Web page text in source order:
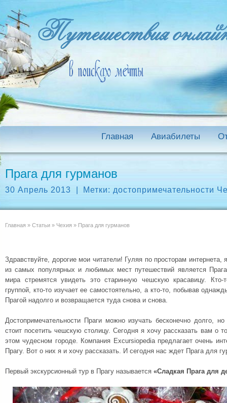
Главная Авиабилеты
Прага для гурманов
30 Апрель 2013 Метки: достопримечательности
Главная » Статьи » Чехия » Прага для гурманов
Здравствуйте, дорогие мои читатели! Гуляя по просторам
из самых популярных и любимых мест путешествий является
мира стремятся увидеть это старинную чешскую красавицу. Кто-
группой, кто-то изучает ее самостоятельно, а кто-то, побывав
Прагой надолго и возвращается туда снова и снова.
Достопримечательности Праги можно изучать бесконечно долго,
стоит посетить чешскую столицу. Сегодня я хочу рассказать вам о
этом чудесном городе. Компания Excursiopedia предлагает очень
Прагу. Вот о них я и хочу рассказать. И сегодня нас ждет Прага для
Первый экскурсионный тур в Прагу называется «Сладкая Прага для